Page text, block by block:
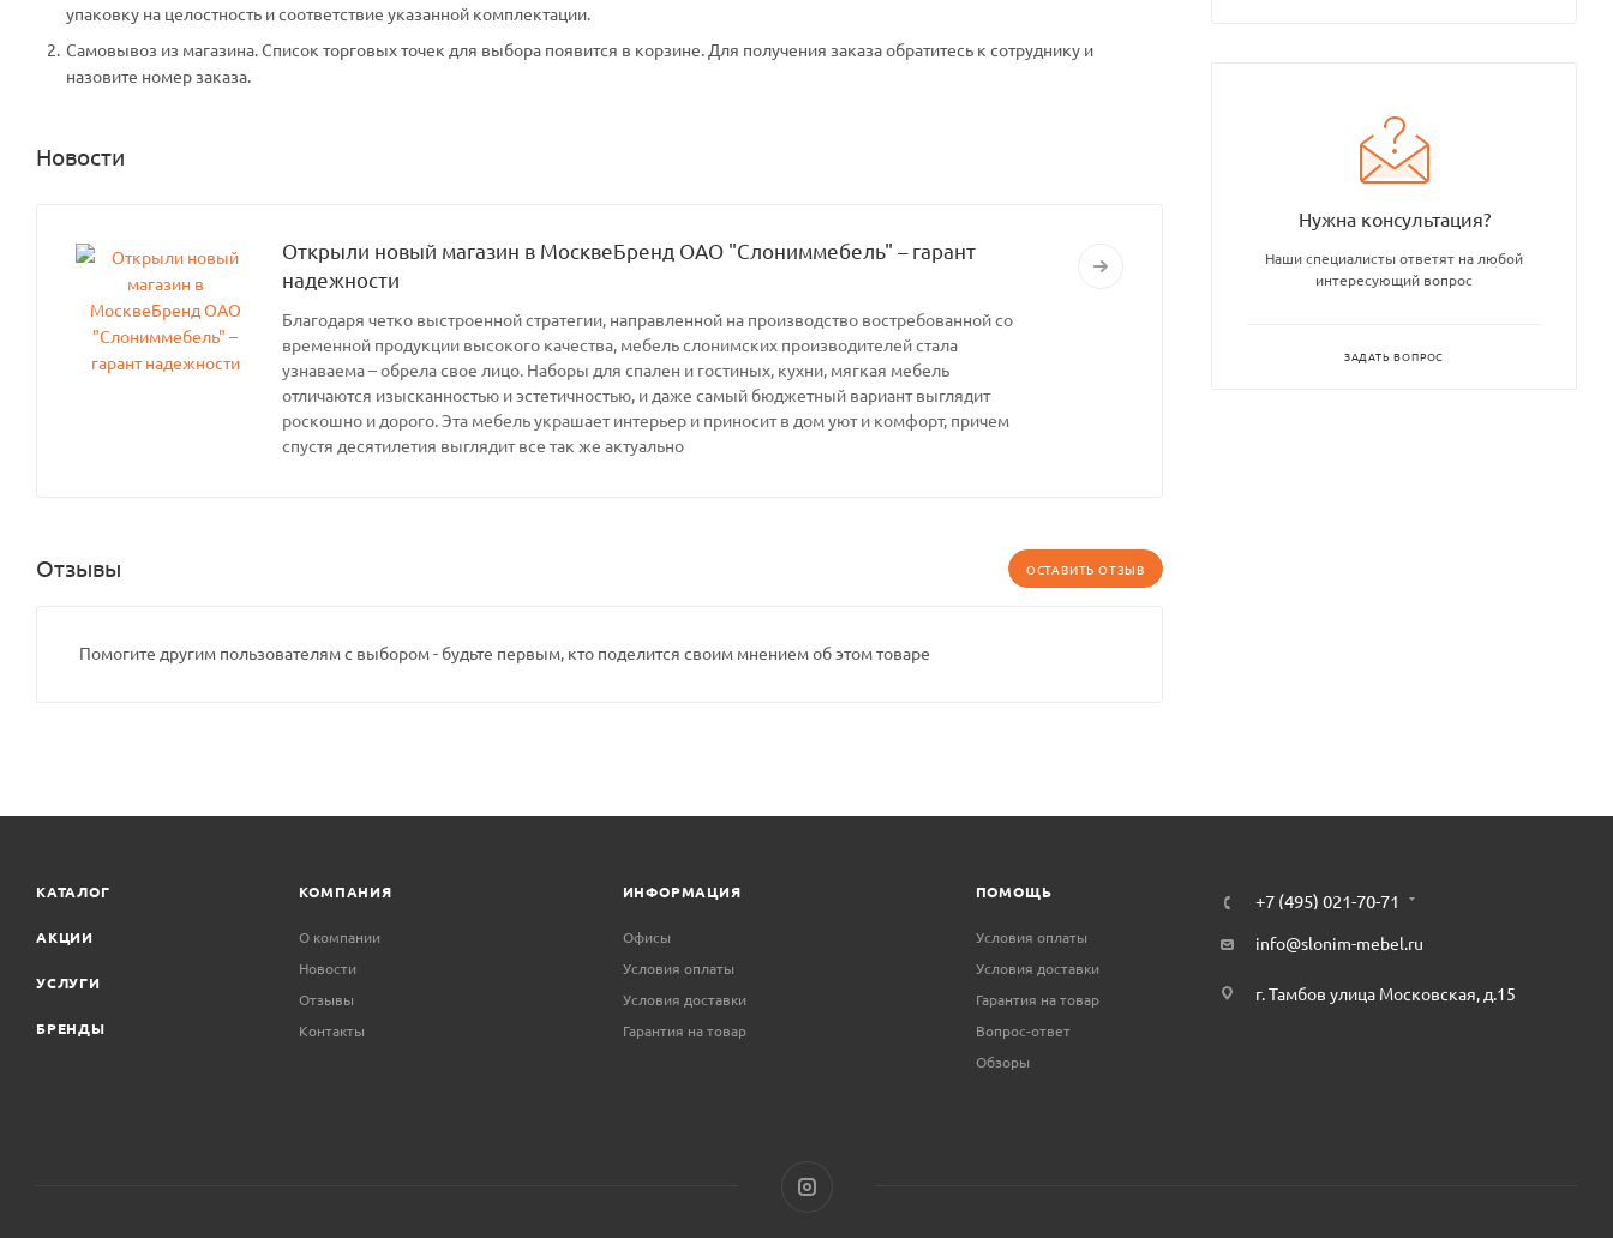
упаковку на целостность и соответствие указанной комплектации.
Самовывоз из магазина. Список торговых точек для выбора появится в корзине. Для получения заказа обратитесь к сотруднику и
назовите номер заказа.
Новости
Открыли новый магазин в МосквеБренд ОАО "Слониммебель" – гарант
надежности
Благодаря четко выстроенной стратегии, направленной на производство востребованной со
временной продукции высокого качества, мебель слонимских производителей стала
узнаваема – обрела свое лицо. Наборы для спален и гостиных, кухни, мягкая мебель
отличаются изысканностью и эстетичностью, и даже самый бюджетный вариант выглядит
роскошно и дорого. Эта мебель украшает интерьер и приносит в дом уют и комфорт, причем
спустя десятилетия выглядит все так же актуально
Отзывы ОСТАВИТЬ ОТЗЫВ
Помогите другим пользователям с выбором - будьте первым, кто поделится своим мнением об этом товаре
Нужна консультация?
Наши специалисты ответят на любой
интересующий вопрос
ЗАДАТЬ ВОПРОС
КАТАЛОГ
АКЦИИ
УСЛУГИ
БРЕНДЫ
КОМПАНИЯ
О компании
Новости
Отзывы
Контакты
ИНФОРМАЦИЯ
Офисы
Условия оплаты
Условия доставки
Гарантия на товар
ПОМОЩЬ
Условия оплаты
Условия доставки
Гарантия на товар
Вопрос-ответ
Обзоры
+7 (495) 021-70-71
info@slonim-mebel.ru
г. Тамбов улица Московская, д.15